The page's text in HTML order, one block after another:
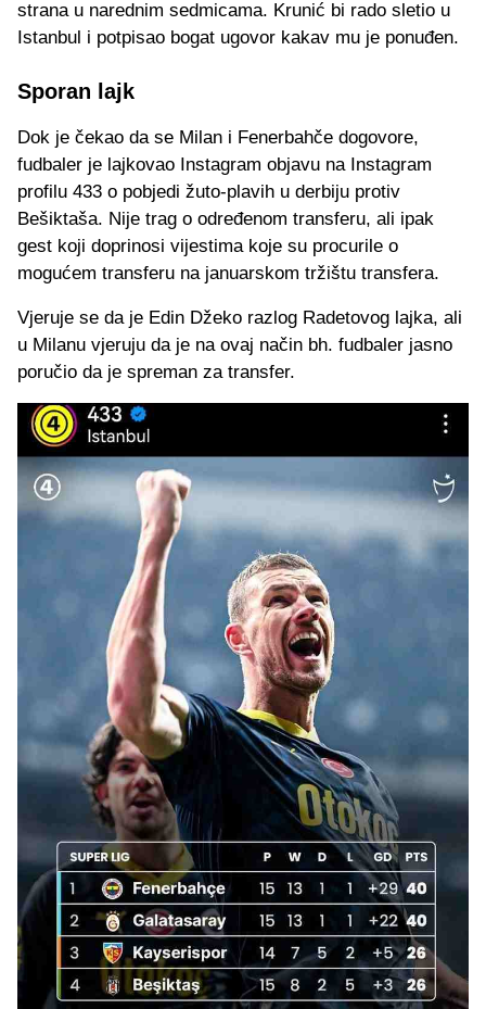
strana u narednim sedmicama. Krunić bi rado sletio u
Istanbul i potpisao bogat ugovor kakav mu je ponuđen.
Sporan lajk
Dok je čekao da se Milan i Fenerbahče dogovore,
fudbaler je lajkovao Instagram objavu na Instagram
profilu 433 o pobjedi žuto-plavih u derbiju protiv
Bešiktaša. Nije trag o određenom transferu, ali ipak
gest koji doprinosi vijestima koje su procurile o
mogućem transferu na januarskom tržištu transfera.
Vjeruje se da je Edin Džeko razlog Radetovog lajka, ali
u Milanu vjeruju da je na ovaj način bh. fudbaler jasno
poručio da je spreman za transfer.